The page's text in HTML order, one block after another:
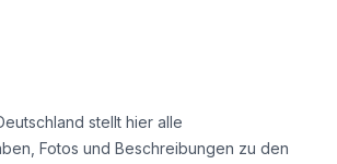
stellt hier alle
Fotos und Beschreibungen zu den